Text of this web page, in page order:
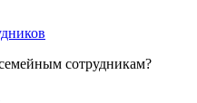
сотрудникам?